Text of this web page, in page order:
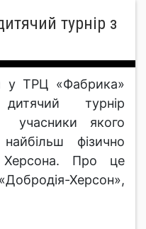
турнір з
у ТРЦ «Фабрика»
турнір
учасники якого
фізично
Херсона. Про це
Херсон»,